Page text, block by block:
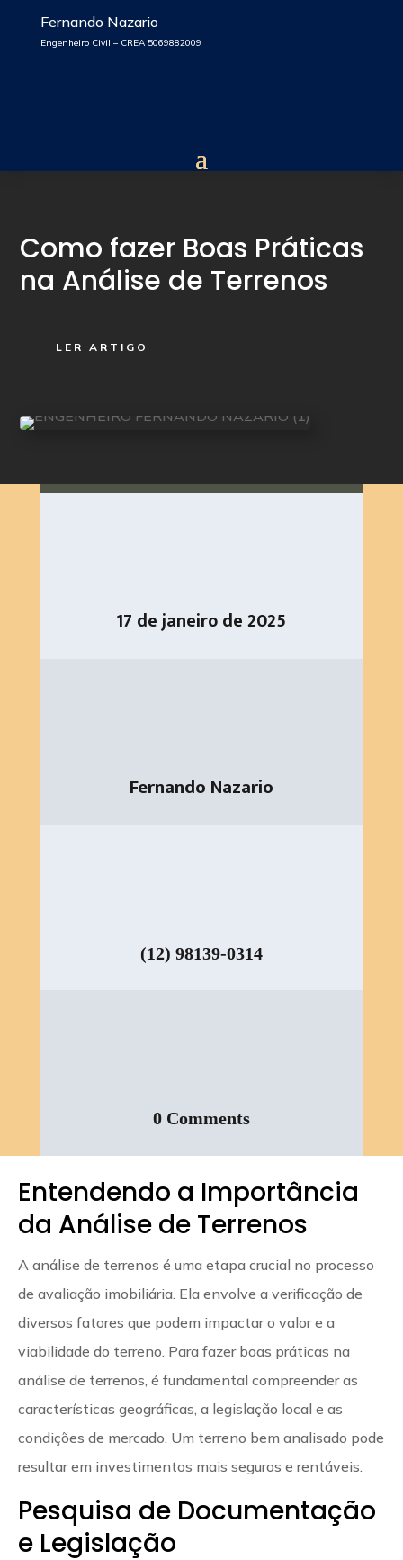
Fernando Nazario
Engenheiro Civil – CREA 5069882009
Como fazer Boas Práticas
na Análise de Terrenos
LER ARTIGO
17 de janeiro de 2025
Fernando Nazario
(12) 98139-0314
0 Comments
Entendendo a Importância
da Análise de Terrenos
A análise de terrenos é uma etapa crucial no processo
de avaliação imobiliária. Ela envolve a verificação de
diversos fatores que podem impactar o valor e a
viabilidade do terreno. Para fazer boas práticas na
análise de terrenos, é fundamental compreender as
características geográficas, a legislação local e as
condições de mercado. Um terreno bem analisado pode
resultar em investimentos mais seguros e rentáveis.
Pesquisa de Documentação
e Legislação